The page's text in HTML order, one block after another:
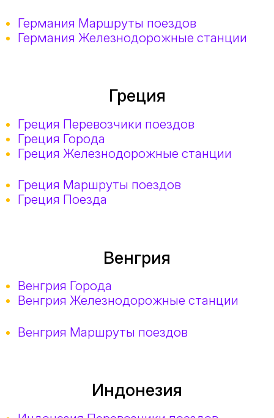
Германия Маршруты поездов
Германия Железнодорожные станции
Греция
Греция Перевозчики поездов
Греция Города
Греция Железнодорожные станции
Греция Маршруты поездов
Греция Поезда
Венгрия
Венгрия Города
Венгрия Железнодорожные станции
Венгрия Маршруты поездов
Индонезия